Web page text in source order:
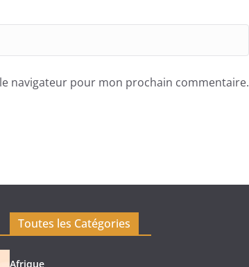
navigateur pour mon prochain commentaire.
Toutes les Catégories
Afrique